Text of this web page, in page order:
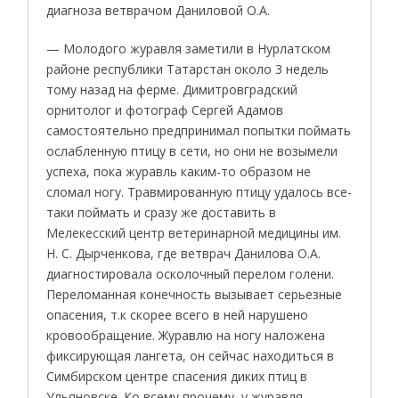
диагноза ветврачом Даниловой О.А.
— Молодого журавля заметили в Нурлатском
районе республики Татарстан около 3 недель
тому назад на ферме. Димитровградский
орнитолог и фотограф Сергей Адамов
самостоятельно предпринимал попытки поймать
ослабленную птицу в сети, но они не возымели
успеха, пока журавль каким-то образом не
сломал ногу. Травмированную птицу удалось все-
таки поймать и сразу же доставить в
Мелекесский центр ветеринарной медицины им.
Н. С. Дырченкова, где ветврач Данилова О.А.
диагностировала осколочный перелом голени.
Переломанная конечность вызывает серьезные
опасения, т.к скорее всего в ней нарушено
кровообращение. Журавлю на ногу наложена
фиксирующая лангета, он сейчас находиться в
Симбирском центре спасения диких птиц в